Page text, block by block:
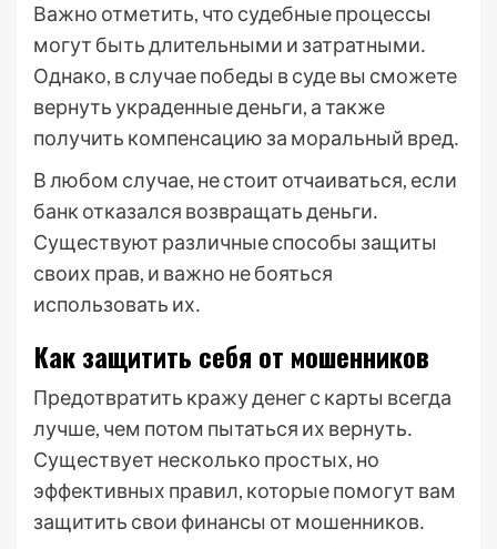
Важно отметить, что судебные процессы
могут быть длительными и затратными․
Однако, в случае победы в суде вы сможете
вернуть украденные деньги, а также
получить компенсацию за моральный вред․
В любом случае, не стоит отчаиваться, если
банк отказался возвращать деньги․
Существуют различные способы защиты
своих прав, и важно не бояться
использовать их․
Как защитить себя от мошенников
Предотвратить кражу денег с карты всегда
лучше, чем потом пытаться их вернуть․
Существует несколько простых, но
эффективных правил, которые помогут вам
защитить свои финансы от мошенников․